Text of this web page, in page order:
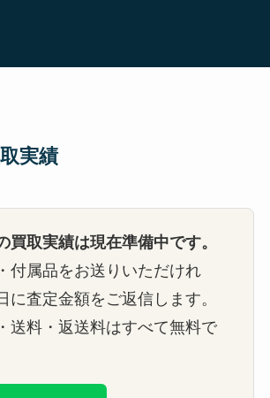
実績
買取実績は現在準備中です。
付属品をお送りいただけれ
に査定金額をご返信します。
送料・返送料はすべて無料で